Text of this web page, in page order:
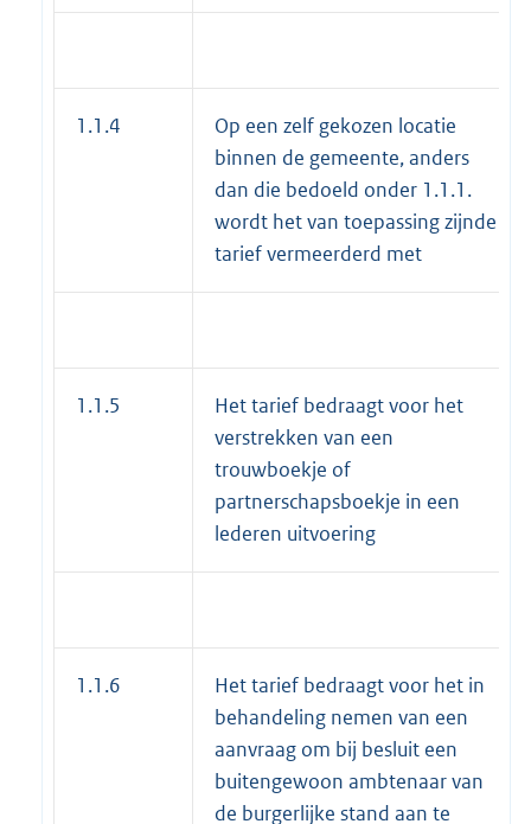
1.1.4
Op een zelf gekozen locatie
binnen de gemeente, anders
dan die bedoeld onder 1.1.1.
wordt het van toepassing zijnde
tarief vermeerderd met
1.1.5
Het tarief bedraagt voor het
verstrekken van een
trouwboekje of
partnerschapsboekje in een
lederen uitvoering
1.1.6
Het tarief bedraagt voor het in
behandeling nemen van een
aanvraag om bij besluit een
buitengewoon ambtenaar van
de burgerlijke stand aan te